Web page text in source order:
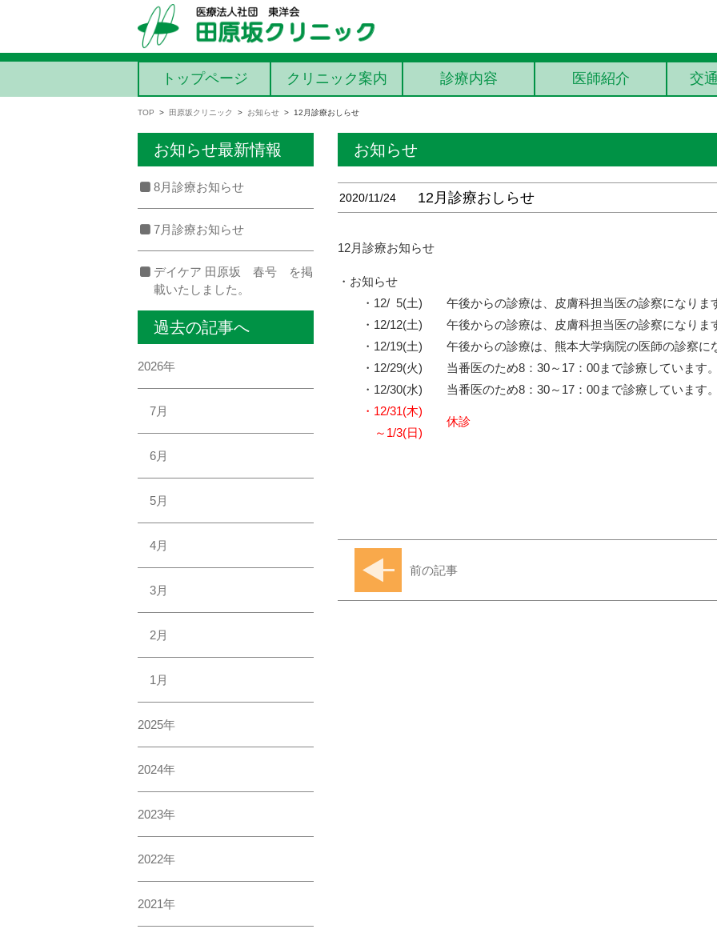
コンテンツに移動
トップページ クリニック案内 診療内容 医師紹介 交
TOP > 田原坂クリニック > お知らせ > 12月診療おしらせ
お知らせ
2020/11/24 12月診療おしらせ
12月診療お知らせ
・お知らせ
・12/ 5(土)
午後からの診療は、皮膚科担当医の診察になりま
・12/12(土)
午後からの診療は、皮膚科担当医の診察になりま
・12/19(土)
午後からの診療は、熊本大学病院の医師の診察に
・12/29(火)
当番医のため8：30～17：00まで診療しています。
・12/30(水)
当番医のため8：30～17：00まで診療しています。
・12/31(木)
～1/3(日)
休診
前の記事
お知らせ最新情報
8月診療お知らせ
7月診療お知らせ
デイケア 田原坂 春号 を掲
載いたしました。
過去の記事へ
2026年
7月
6月
5月
4月
3月
2月
1月
2025年
2024年
2023年
2022年
2021年